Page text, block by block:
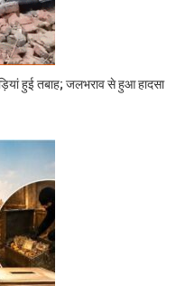
हुई तबाह; जलभराव से हुआ हादसा